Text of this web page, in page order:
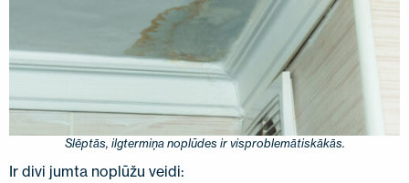
Slēptās, ilgtermiņa noplūdes ir visproblemātiskākās.
Ir divi jumta noplūžu veidi: